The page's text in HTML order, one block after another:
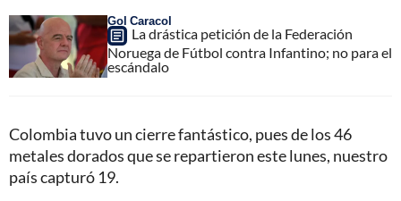
Gol Caracol
La drástica petición de la Federación
Noruega de Fútbol contra Infantino; no para el
escándalo
Colombia tuvo un cierre fantástico, pues de los 46
metales dorados que se repartieron este lunes, nuestro
país capturó 19.